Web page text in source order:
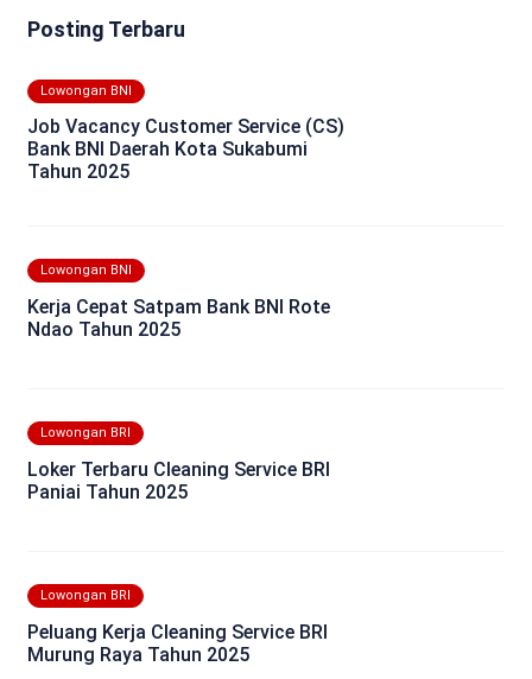
Posting Terbaru
Lowongan BNI
Job Vacancy Customer Service (CS)
Bank BNI Daerah Kota Sukabumi
Tahun 2025
Lowongan BNI
Kerja Cepat Satpam Bank BNI Rote
Ndao Tahun 2025
Lowongan BRI
Loker Terbaru Cleaning Service BRI
Paniai Tahun 2025
Lowongan BRI
Peluang Kerja Cleaning Service BRI
Murung Raya Tahun 2025